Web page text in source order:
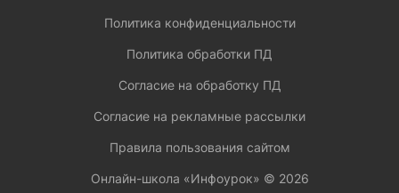
Политика конфиденциальности
Политика обработки ПД
Согласие на обработку ПД
Согласие на рекламные рассылки
Правила пользования сайтом
Онлайн-школа «Инфоурок» © 2026